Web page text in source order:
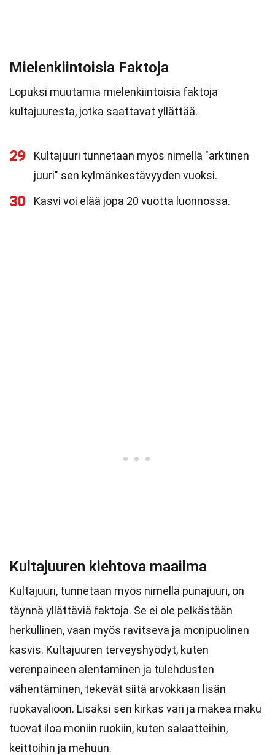
Mielenkiintoisia Faktoja
Lopuksi muutamia mielenkiintoisia faktoja
kultajuuresta, jotka saattavat yllättää.
29
Kultajuuri tunnetaan myös nimellä "arktinen
juuri" sen kylmänkestävyyden vuoksi.
30 Kasvi voi elää jopa 20 vuotta luonnossa.
Kultajuuren kiehtova maailma
Kultajuuri, tunnetaan myös nimellä punajuuri, on
täynnä yllättäviä faktoja. Se ei ole pelkästään
herkullinen, vaan myös ravitseva ja monipuolinen
kasvis. Kultajuuren terveyshyödyt, kuten
verenpaineen alentaminen ja tulehdusten
vähentäminen, tekevät siitä arvokkaan lisän
ruokavalioon. Lisäksi sen kirkas väri ja makea maku
tuovat iloa moniin ruokiin, kuten salaatteihin,
keittoihin ja mehuun.